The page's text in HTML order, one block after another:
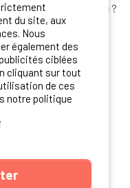
offres camping ?
dès aujourd'hui
du site, aux
Nous
également des
ciblées
cliquant sur tout
de ces
notre politique